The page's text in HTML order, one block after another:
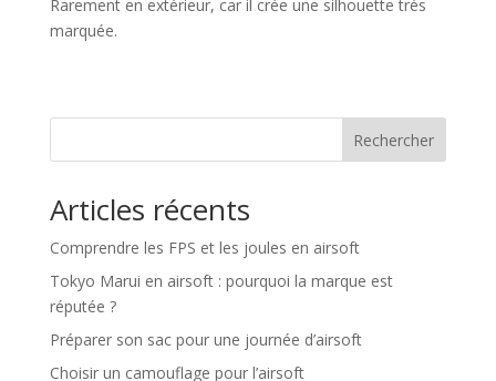
Rarement en extérieur, car il crée une silhouette très
marquée.
Rechercher
Articles récents
Comprendre les FPS et les joules en airsoft
Tokyo Marui en airsoft : pourquoi la marque est
réputée ?
Préparer son sac pour une journée d’airsoft
Choisir un camouflage pour l’airsoft